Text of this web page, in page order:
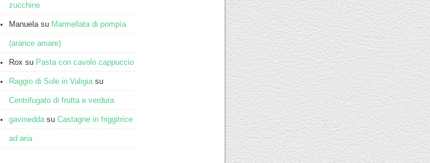
zucchine
Manuelasu Marmellata di pompìa
(arance amare)
Rox su Pasta con cavolo cappuccio
Raggio di Sole in Valigiasu
Centrifugato di frutta e verdura
gavineddasu Castagne in friggitrice
ad aria